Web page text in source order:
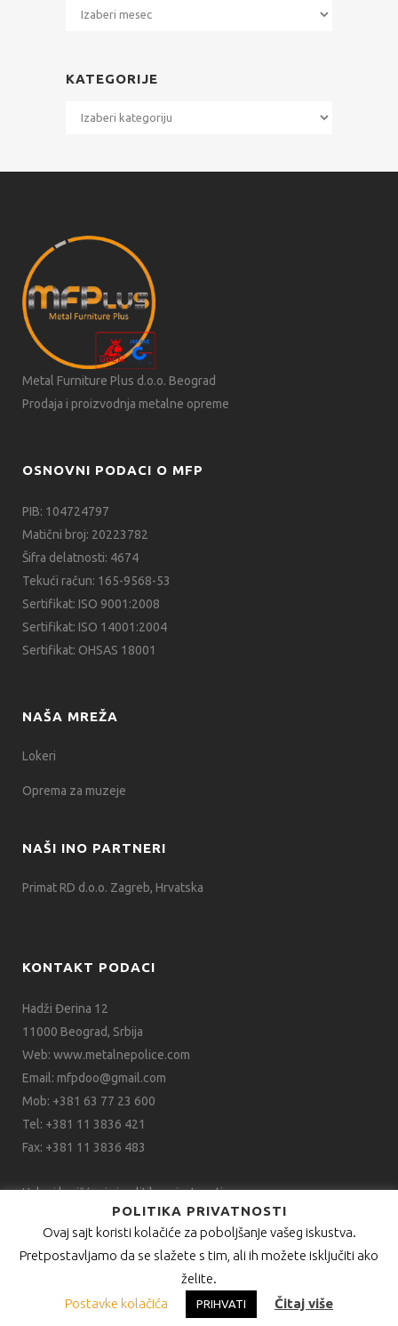
Arhiva
KATEGORIJE
Kategorije
Metal Furniture Plus d.o.o. Beograd
Prodaja i proizvodnja metalne opreme
OSNOVNI PODACI O MFP
PIB: 104724797
Matični broj: 20223782
Šifra delatnosti: 4674
Tekući račun: 165-9568-53
Sertifikat: ISO 9001:2008
Sertifikat: ISO 14001:2004
Sertifikat: OHSAS 18001
NAŠA MREŽA
Lokeri
Oprema za muzeje
NAŠI INO PARTNERI
Primat RD d.o.o. Zagreb, Hrvatska
KONTAKT PODACI
Hadži Đerina 12
11000 Beograd, Srbija
Web: www.metalnepolice.com
Email: mfpdoo@gmail.com
Mob: +381 63 77 23 600
Tel: +381 11 3836 421
Fax: +381 11 3836 483
Uslovi korišćenja i politika privatnosti
Design by 3D Web Vision
POLITIKA PRIVATNOSTI
Ovaj sajt koristi kolačiće za poboljšanje vašeg iskustva.
Pretpostavljamo da se slažete s tim, ali ih možete isključiti ako
želite.
Postavke kolačića
PRIHVATI Čitaj više